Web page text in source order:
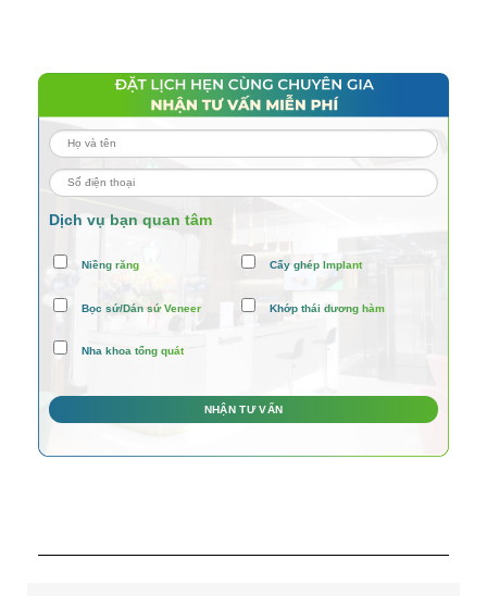
Dịch vụ bạn quan tâm
Niềng răng Cấy ghép Implant
Bọc sứ/Dán sứ Veneer Khớp thái dương hàm
Nha khoa tổng quát